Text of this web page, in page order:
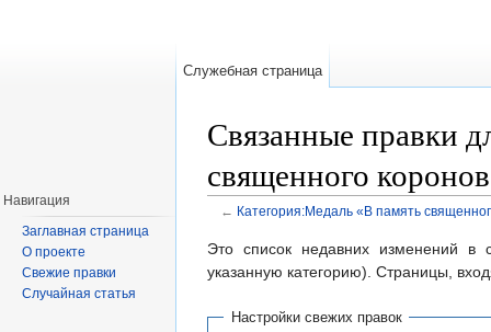
Связанные правки
священного
← Категория:Медаль «В память
Это список недавних изменений в
указанную категорию). Страницы,
Настройки свежих правок
Служебная страница
Навигация
Заглавная страница
О проекте
Свежие правки
Случайная статья